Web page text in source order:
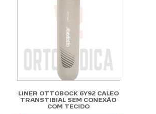
LINER OTTOBOCK 6Y92 CALEO
TRANSTIBIAL SEM CONEXÃO
COM TECIDO